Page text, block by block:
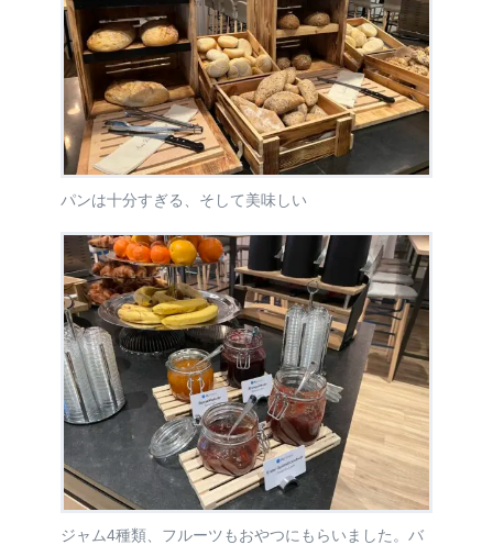
パンは十分すぎる、そして美味しい
ジャム4種類、フルーツもおやつにもらいました。バ